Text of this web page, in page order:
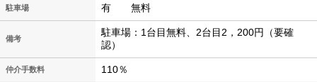
駐車場 有 無料
備考
駐車場：1台目無料、2台目2，200円（要確
認）
仲介手数料 110％